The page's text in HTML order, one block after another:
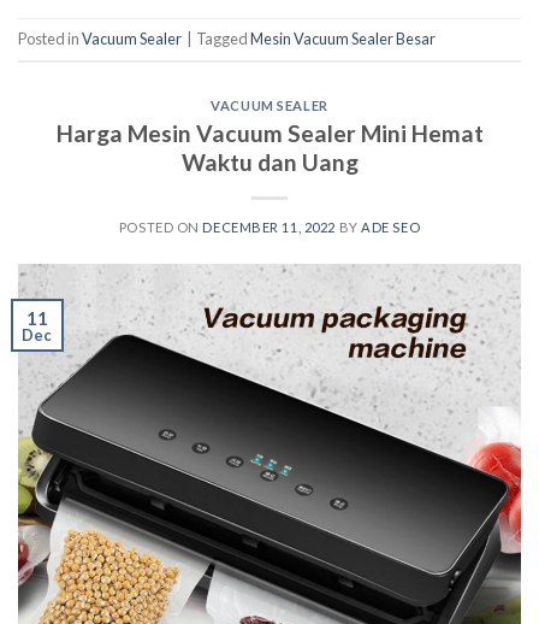
Posted inVacuum Sealer TaggedMesin Vacuum Sealer Besar
VACUUM SEALER
Harga Mesin Vacuum Sealer Mini Hemat
Waktu dan Uang
POSTED ON DECEMBER 11, 2022 BYADE SEO
11
Dec